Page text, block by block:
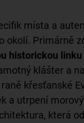
místa a
okolí. Primárně
historickou linku
klášter a
křesťanské
a utrpení
která